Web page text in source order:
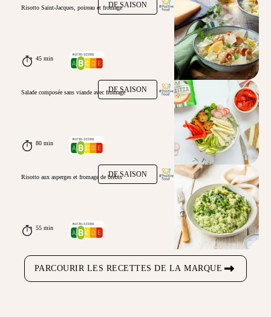
DE SAISON
Risotto Saint-Jacques, poireau et fromage
45 min
DE SAISON
Salade composée sans viande avec fromage
80 min
DE SAISON
Risotto aux asperges et fromage de brebis
55 min
PARCOURIR LES RECETTES DE LA MARQUE